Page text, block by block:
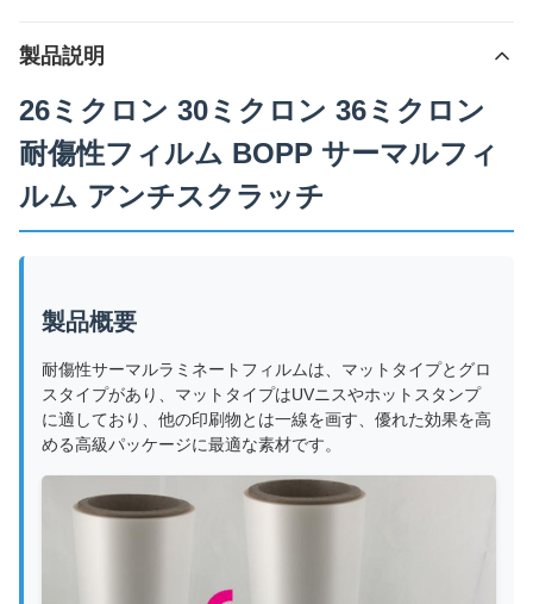
製品説明
26ミクロン 30ミクロン 36ミクロン
耐傷性フィルム BOPP サーマルフィ
ルム アンチスクラッチ
製品概要
耐傷性サーマルラミネートフィルムは、マットタイプとグロ
スタイプがあり、マットタイプはUVニスやホットスタンプ
に適しており、他の印刷物とは一線を画す、優れた効果を高
める高級パッケージに最適な素材です。